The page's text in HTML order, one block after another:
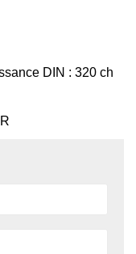
DIN : 320 ch